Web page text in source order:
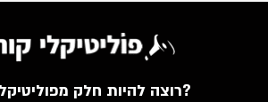
רוצה להיות חלק מפוליטיקלי קוראת?